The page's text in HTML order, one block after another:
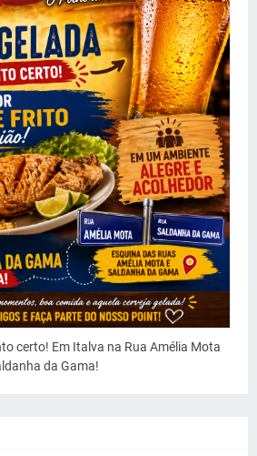
certo! Em Italva na Rua Amélia Mota
da Gama!